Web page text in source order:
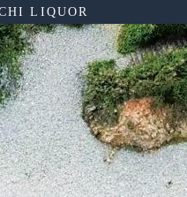
LIQUOR